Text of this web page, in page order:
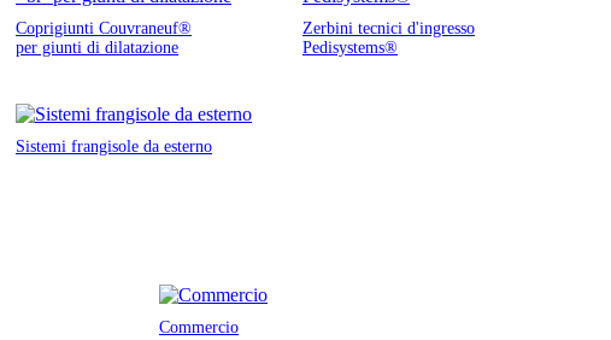
Coprigiunti Couvraneuf®
per giunti di dilatazione
Zerbini tecnici d'ingresso
Pedisystems®
Sistemi frangisole da esterno
Commercio